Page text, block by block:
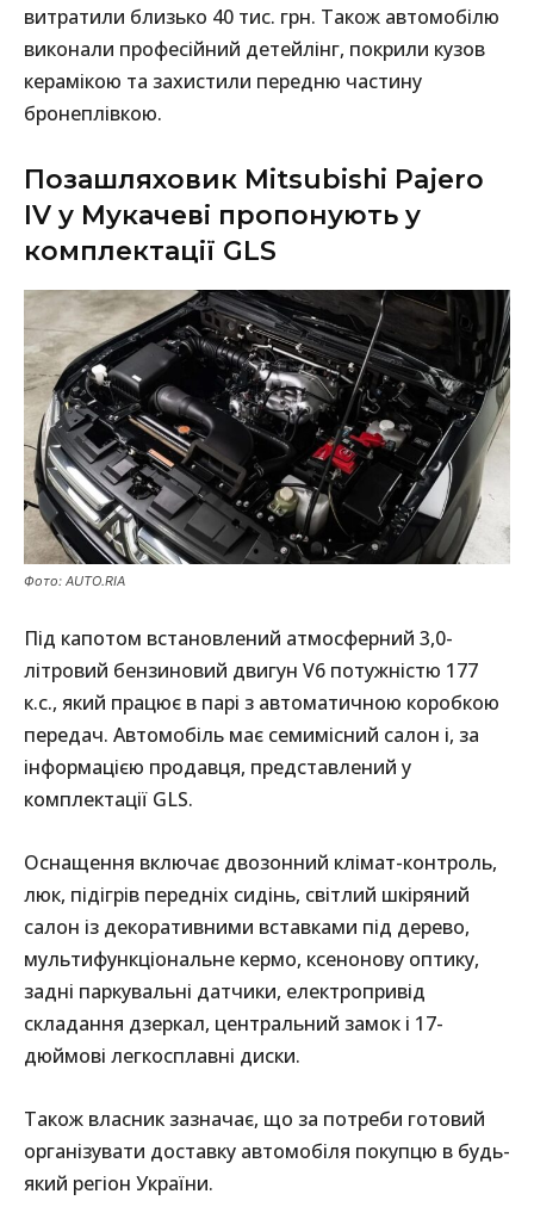
витратили близько 40 тис. грн. Також автомобілю
виконали професійний детейлінг, покрили кузов
керамікою та захистили передню частину
бронеплівкою.
Позашляховик Mitsubishi Pajero
IV у Мукачеві пропонують у
комплектації GLS
Фото: AUTO.RIA
Під капотом встановлений атмосферний 3,0-
літровий бензиновий двигун V6 потужністю 177
к.с., який працює в парі з автоматичною коробкою
передач. Автомобіль має семимісний салон і, за
інформацією продавця, представлений у
комплектації GLS.
Оснащення включає двозонний клімат-контроль,
люк, підігрів передніх сидінь, світлий шкіряний
салон із декоративними вставками під дерево,
мультифункціональне кермо, ксенонову оптику,
задні паркувальні датчики, електропривід
складання дзеркал, центральний замок і 17-
дюймові легкосплавні диски.
Також власник зазначає, що за потреби готовий
організувати доставку автомобіля покупцю в будь-
який регіон України.